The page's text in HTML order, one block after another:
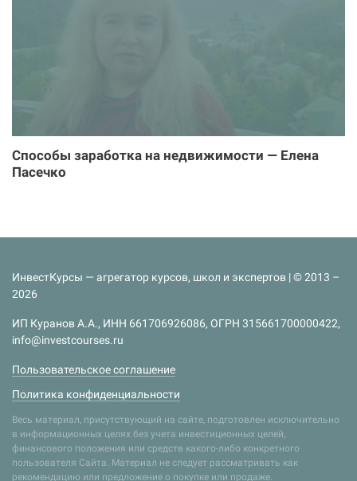
Способы заработка на недвижимости — Елена
Пасечко
ИнвестКурсы — агрегатор курсов, школ и экспертов | © 2013 –
2026
ИП Куранов А.А., ИНН 661706926086, ОГРН 315661700000422,
info@investcourses.ru
Пользовательское соглашение
Политика конфиденциальности
Весь материал, присутствующий на сайте, подготовлен исключительно
в информационных целях без учета инвестиционных целей,
финансового положения или средств какого-либо конкретного
пользователя Сайта. Материал не следует рассматривать как
рекомендацию или предложение о покупке или продаже.